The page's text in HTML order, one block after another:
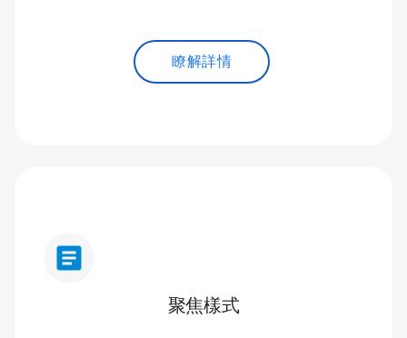
瞭解詳情
article
聚焦樣式